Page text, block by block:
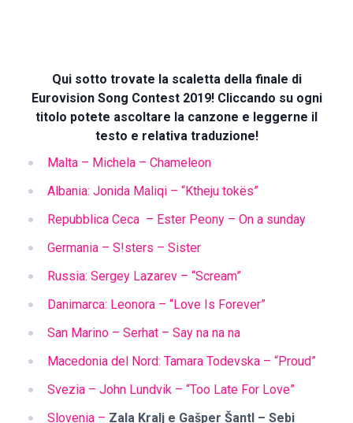
Qui sotto trovate la scaletta della finale di
Eurovision Song Contest 2019! Cliccando su ogni
titolo potete ascoltare la canzone e leggerne il
testo e relativa traduzione!
Malta – Michela – Chameleon
Albania: Jonida Maliqi – “Ktheju tokës”
Repubblica Ceca – Ester Peony – On a sunday
Germania – S!sters – Sister
Russia: Sergey Lazarev – “Scream”
Danimarca: Leonora – “Love Is Forever”
San Marino – Serhat – Say na na na
Macedonia del Nord: Tamara Todevska – “Proud”
Svezia – John Lundvik – “Too Late For Love”
Slovenia – Zala Kralj e Gašper Šantl – Sebi